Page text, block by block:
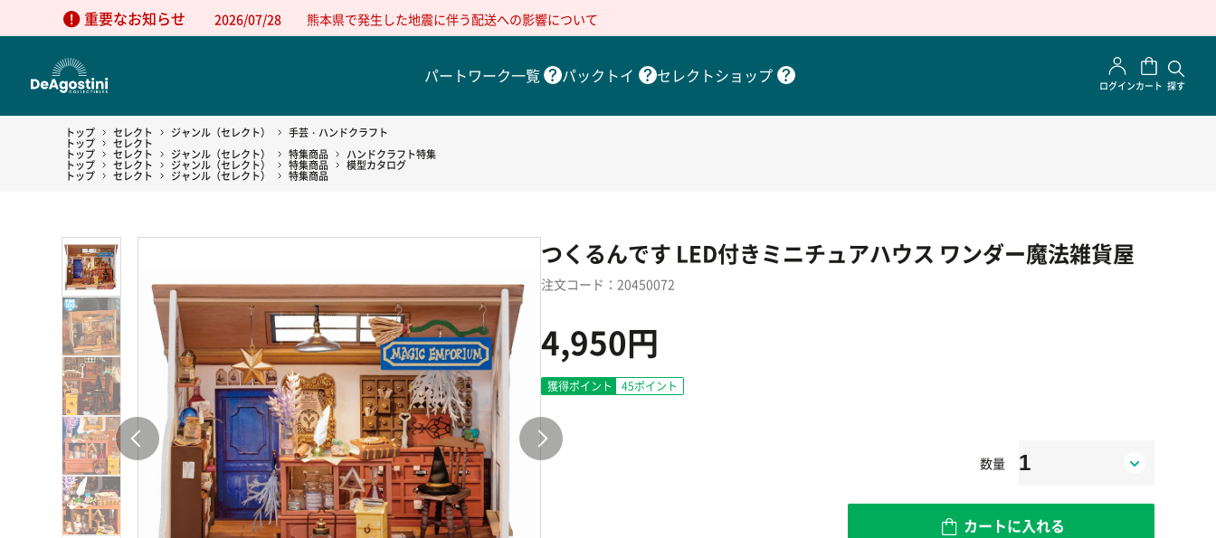
2026/07/28
重要なお知らせ 熊本県で発生した地震に伴う配送への影響について
パートワーク一覧 パックトイ セレクトショップ ログインカート 探す
トップ セレクト ジャンル（セレクト） 手芸・ハンドクラフト
トップ セレクト
トップ セレクト ジャンル（セレクト） 特集商品 ハンドクラフト特集
トップ セレクト ジャンル（セレクト） 特集商品 模型カタログ
トップ セレクト ジャンル（セレクト） 特集商品
つくるんです LED付きミニチュアハウス ワンダー魔法雑貨屋
注文コード：20450072
4,950円
獲得ポイント 45ポイント
数量
カートに入れる